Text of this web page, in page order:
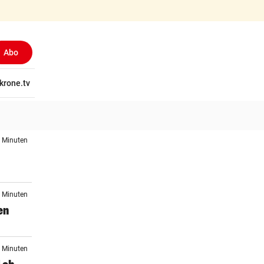
Abo
krone.tv
Minuten
Minuten
Minuten